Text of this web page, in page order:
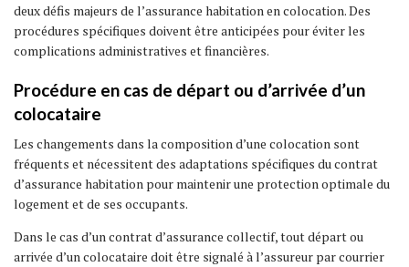
deux défis majeurs de l’assurance habitation en colocation. Des
procédures spécifiques doivent être anticipées pour éviter les
complications administratives et financières.
Procédure en cas de départ ou d’arrivée d’un
colocataire
Les changements dans la composition d’une colocation sont
fréquents et nécessitent des adaptations spécifiques du contrat
d’assurance habitation pour maintenir une protection optimale du
logement et de ses occupants.
Dans le cas d’un contrat d’assurance collectif, tout départ ou
arrivée d’un colocataire doit être signalé à l’assureur par courrier